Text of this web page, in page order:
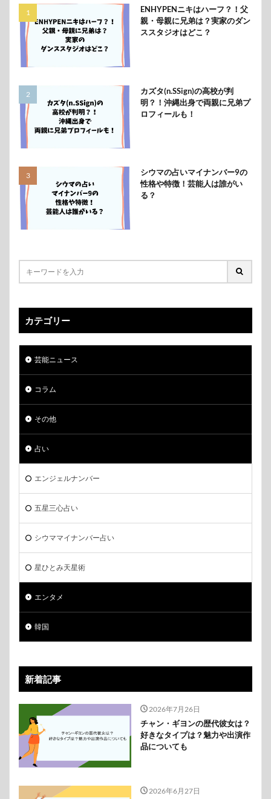
ENHYPENニキはハーフ？！父
親・母親に兄弟は？実家のダン
ススタジオはどこ？
カズタ(n.SSign)の高校が判
明？！沖縄出身で両親に兄弟プ
ロフィールも！
シウマの占いマイナンバー9の
性格や特徴！芸能人は誰がい
る？
カテゴリー
芸能ニュース
コラム
その他
占い
エンジェルナンバー
五星三心占い
シウママイナンバー占い
星ひとみ天星術
エンタメ
韓国
新着記事
2026年7月26日
チャン・ギヨンの歴代彼女は？
好きなタイプは？魅力や出演作
品についても
2026年6月27日